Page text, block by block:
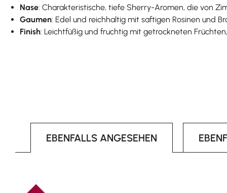
Nase: Charakteristische, tiefe Sherry-Aromen, die von
Gaumen: Edel und reichhaltig mit saftigen Rosinen und
Finish: Leichtfüßig und fruchtig mit getrockneten
EBENFALLS ANGESEHEN